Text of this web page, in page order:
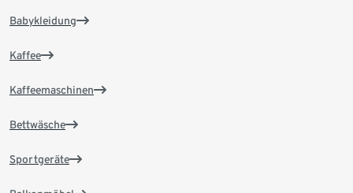
Babykleidung
Kaffee
Kaffeemaschinen
Bettwäsche
Sportgeräte